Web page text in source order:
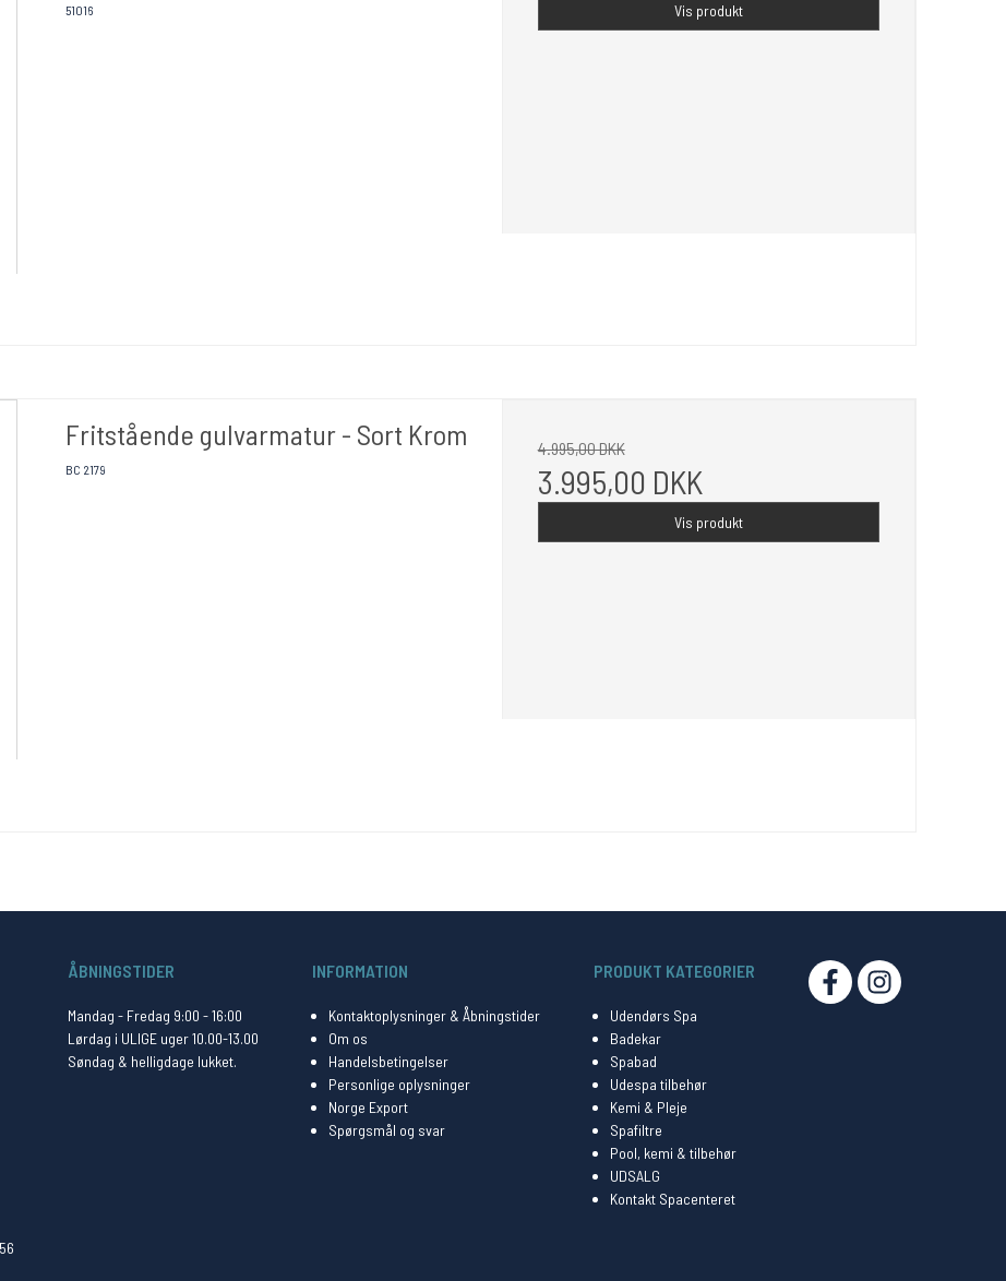
51016 Vis produkt
Fritstående gulvarmatur - Sort Krom
BC 2179
4.995,00 DKK
3.995,00 DKK
Vis produkt
ÅBNINGSTIDER
Mandag - Fredag 9:00 - 16:00
Lørdag i ULIGE uger 10.00-13.00
Søndag & helligdage lukket.
INFORMATION
Kontaktoplysninger & Åbningstider
Om os
Handelsbetingelser
Personlige oplysninger
Norge Export
Spørgsmål og svar
PRODUKT KATEGORIER
Udendørs Spa
Badekar
Spabad
Udespa tilbehør
Kemi & Pleje
Spafiltre
Pool, kemi & tilbehør
UDSALG
Kontakt Spacenteret
SOCIAL